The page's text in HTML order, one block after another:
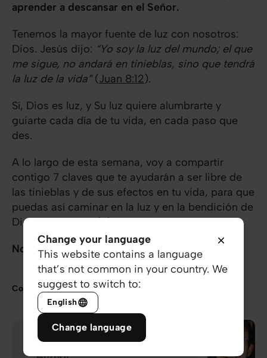
aprender a descansar en el Señor.
Tenemos la mayor fuente de luz con nosotros:
Dios. Jesús dijo: “Yo soy la luz del mundo; el que
me sigue, no andará en tinieblas, sino que tendrá
la luz de la vida”(Juan 8:12).
Sí, Dios es luz, y Su luz quiere alumbrarte y
guiarte cada día de tu vida, en cada paso que
des.
A lo largo de esta semana, voy a compartir
contigo 7 claves que te ayudarán a ser libre de
las tinieblas y de sus efectos en tu vida, para que
puedas así caminar en la luz y en la bendición de
Dios. ¿Estás listo(a)?
No lo olvides nunca: ¡Eres un Milagro!
Compartir
Christian Misch
Change your language
This website contains a language
that’s not common in your country. We
suggest to switch to:
English
Change language